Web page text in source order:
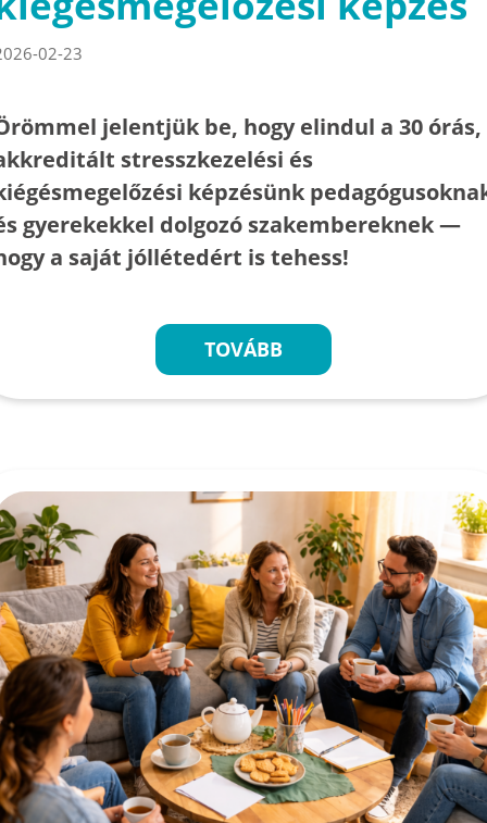
02-23
jelentjük be, hogy elindul a 30 órás,
stresszkezelési és
képzésünk
gyerekekkel dolgozó szakembereknek —
a saját jóllétedért is tehess!
TOVÁBB